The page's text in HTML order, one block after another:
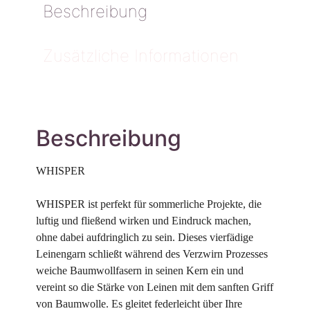
Beschreibung
Zusätzliche Informationen
Beschreibung
WHISPER
WHISPER ist perfekt für sommerliche Projekte, die
luftig und fließend wirken und Eindruck machen,
ohne dabei aufdringlich zu sein. Dieses vierfädige
Leinengarn schließt während des Verzwirn Prozesses
weiche Baumwollfasern in seinen Kern ein und
vereint so die Stärke von Leinen mit dem sanften Griff
von Baumwolle. Es gleitet federleicht über Ihre